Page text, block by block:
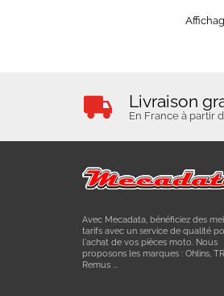
Livraison
En France à partir
Avec Mecadata, bénéficiez des
tarifs avec un service de qualité
l'achat de vos pièces moto. Nous
proposons les marques : Ohlins,
Remus ...